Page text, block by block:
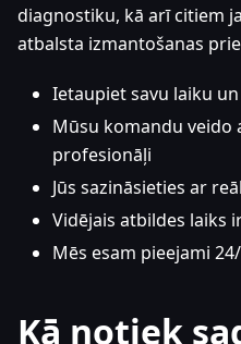
diagnostiku, kā arī citiem
atbalsta izmantošanas
Ietaupiet savu laiku
Mūsu komandu veido
profesionāļi
Jūs sazināsieties ar
Vidējais atbildes laiks
Mēs esam pieejami
Kā notiek